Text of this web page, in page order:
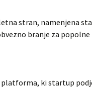
stran, namenjena
branje za
ki startup